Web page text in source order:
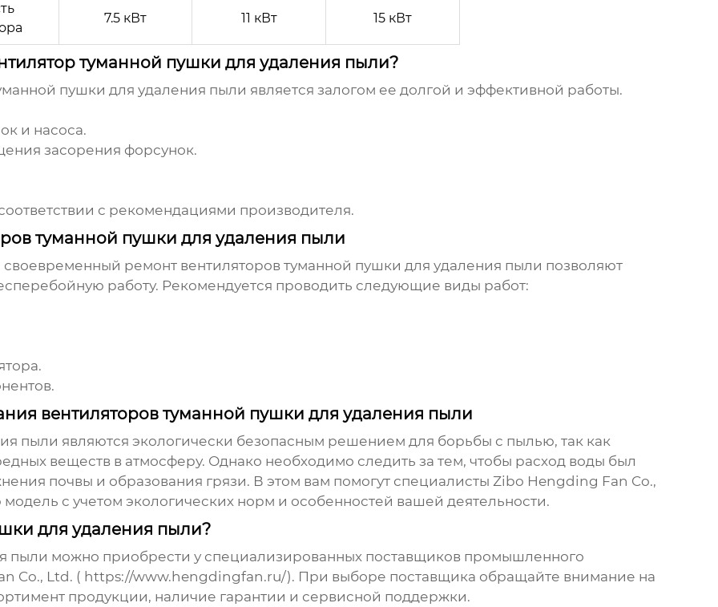
7.5 кВт 11 кВт 15 кВт
туманной пушки для удаления пыли?
пушки для удаления пыли является залогом ее долгой и эффективной работы.
и насоса.
засорения форсунок.
с рекомендациями производителя.
туманной пушки для удаления пыли
своевременный ремонт вентиляторов туманной пушки для удаления пыли позволяют
работу. Рекомендуется проводить следующие виды работ:
вентиляторов туманной пушки для удаления пыли
пыли являются экологически безопасным решением для борьбы с пылью, так как
веществ в атмосферу. Однако необходимо следить за тем, чтобы расход воды был
почвы и образования грязи. В этом вам помогут специалисты Zibo Hengding Fan Co.,
с учетом экологических норм и особенностей вашей деятельности.
для удаления пыли?
пыли можно приобрести у специализированных поставщиков промышленного
Co., Ltd. ( https://www.hengdingfan.ru/). При выборе поставщика обращайте внимание на
продукции, наличие гарантии и сервисной поддержки.